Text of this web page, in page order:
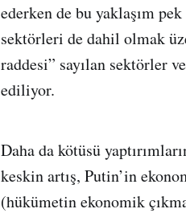
ederken de bu yaklaşım
sektörleri de dahil olmak
raddesi” sayılan sektörler
ediliyor.
Daha da kötüsü
keskin artış, Putin’in
(hükümetin ekonomik